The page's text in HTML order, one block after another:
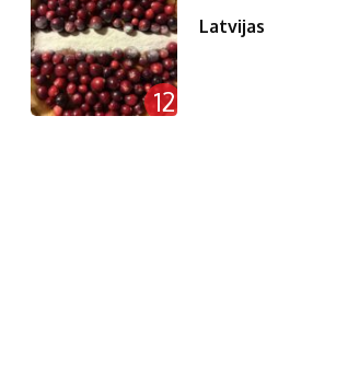
12
Latvijas